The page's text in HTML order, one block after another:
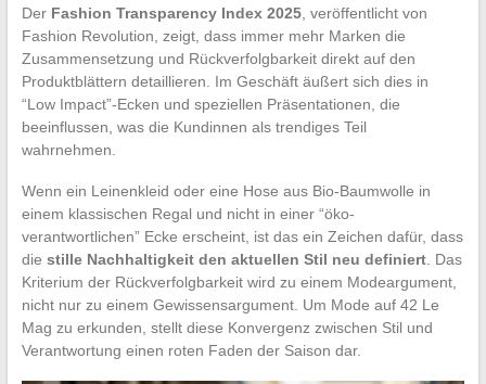
Der Fashion Transparency Index 2025, veröffentlicht von
Fashion Revolution, zeigt, dass immer mehr Marken die
Zusammensetzung und Rückverfolgbarkeit direkt auf den
Produktblättern detaillieren. Im Geschäft äußert sich dies in
“Low Impact”-Ecken und speziellen Präsentationen, die
beeinflussen, was die Kundinnen als trendiges Teil
wahrnehmen.
Wenn ein Leinenkleid oder eine Hose aus Bio-Baumwolle in
einem klassischen Regal und nicht in einer “öko-
verantwortlichen” Ecke erscheint, ist das ein Zeichen dafür, dass
die stille Nachhaltigkeit den aktuellen Stil neu definiert. Das
Kriterium der Rückverfolgbarkeit wird zu einem Modeargument,
nicht nur zu einem Gewissensargument. Um Mode auf 42 Le
Mag zu erkunden, stellt diese Konvergenz zwischen Stil und
Verantwortung einen roten Faden der Saison dar.